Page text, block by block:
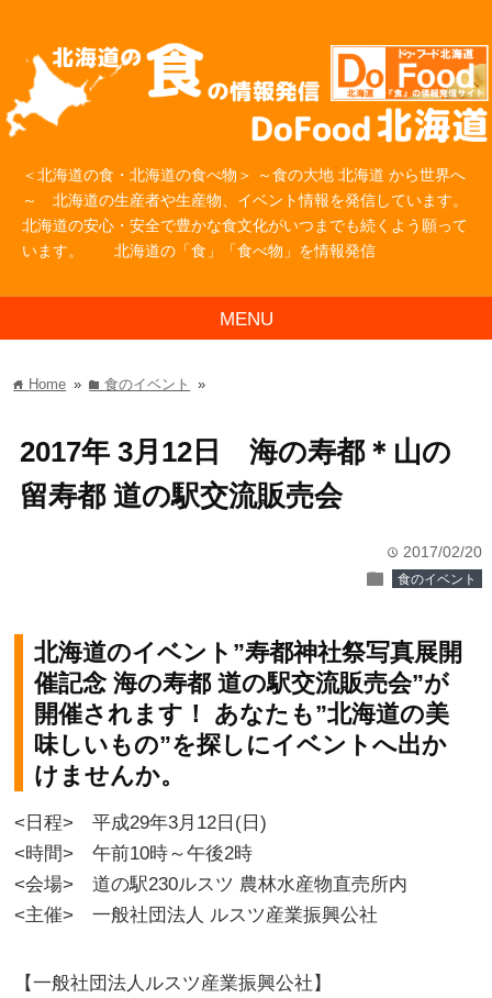
＜北海道の食・北海道の食べ物＞ ～食の大地 北海道 から世界へ
～ 北海道の生産者や生産物、イベント情報を発信しています。
北海道の安心・安全で豊かな食文化がいつまでも続くよう願って
います。 北海道の「食」「食べ物」を情報発信
MENU
home Home » folder食のイベント »
2017年 3月12日 海の寿都＊山の
留寿都 道の駅交流販売会
time 2017/02/20
folder 食のイベント
北海道のイベント”寿都神社祭写真展開
催記念 海の寿都 道の駅交流販売会”が
開催されます！ あなたも”北海道の美
味しいもの”を探しにイベントへ出か
けませんか。
<日程> 平成29年3月12日(日)
<時間> 午前10時～午後2時
<会場> 道の駅230ルスツ 農林水産物直売所内
<主催> 一般社団法人 ルスツ産業振興公社
【一般社団法人ルスツ産業振興公社】